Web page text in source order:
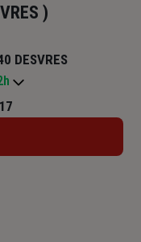
)
DESVRES
– 12h